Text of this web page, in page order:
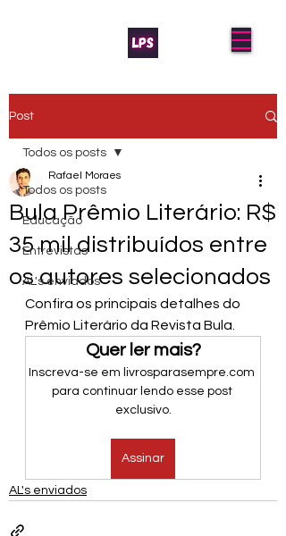
Post
Todos os posts
Educação
Entrevistas
AL's enviados
Todos os posts
Bula Prêmio Literário: R$
35 mil distribuídos entre
os autores selecionados
Rafael Moraes
Confira os principais detalhes do
Prêmio Literário da Revista Bula.
Quer ler mais?
Inscreva-se em livrosparasempre.com
para continuar lendo esse post
exclusivo.
Assinar
AL's enviados